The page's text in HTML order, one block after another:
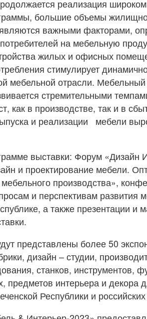
реализация
большие объемы
являются важными факторами,
на мебельную
жилых и офисных
стимулирует
мебельной отрасли.
стремительными
как в производстве, так и в
и реализации мебели
выставки: Форум «Дизайн
и проектирование мебели.
производства»,
и перспективам развития
а также презентации и
представлены более 50
дизайн – студии,
станков, инструментов,
предметов интерьера и декора
Республики и